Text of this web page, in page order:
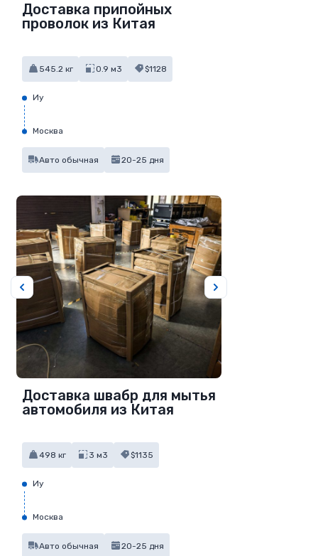
Доставка припойных
проволок из Китая
545.2 кг 0.9 м3 $1128
Иу
Москва
Авто обычная 20-25 дня
Доставка швабр для мытья
автомобиля из Китая
498 кг 3 м3 $1135
Иу
Москва
Авто обычная 20-25 дня